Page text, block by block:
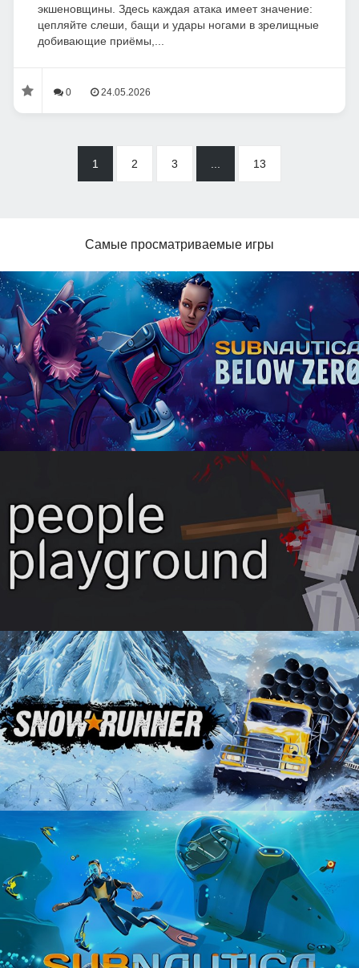
экшеновщины. Здесь каждая атака имеет значение:
цепляйте слеши, бащи и удары ногами в зрелищные
добивающие приёмы,...
0 24.05.2026
1 2 3 13
Самые просматриваемые игры